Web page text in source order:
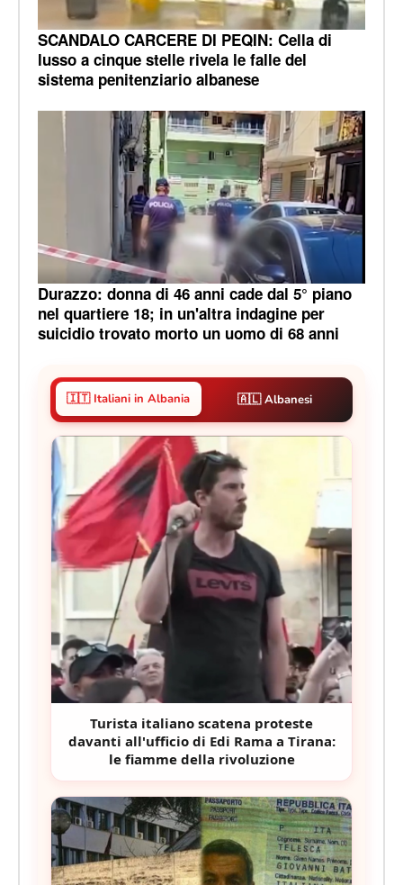
SCANDALO CARCERE DI PEQIN: Cella di
lusso a cinque stelle rivela le falle del
sistema penitenziario albanese
Durazzo: donna di 46 anni cade dal 5° piano
nel quartiere 18; in un'altra indagine per
suicidio trovato morto un uomo di 68 anni
🇮🇹 Italiani in Albania 🇦🇱 Albanesi
Turista italiano scatena proteste
davanti all'ufficio di Edi Rama a Tirana:
le fiamme della rivoluzione